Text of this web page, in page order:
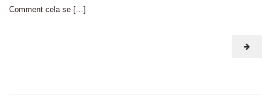
Comment cela se […]